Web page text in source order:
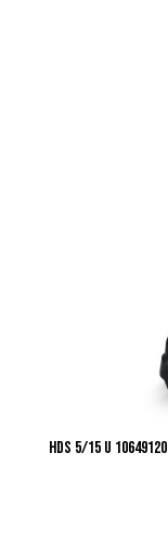
HDS 5/15 U 10649120